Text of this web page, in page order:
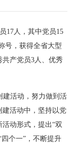
17人，其中党员15
号，获得全省大型
产党员3人、优秀
建活动，努力做到活
活动中，坚持以党
动形式，提出“双
个一”，不断提升